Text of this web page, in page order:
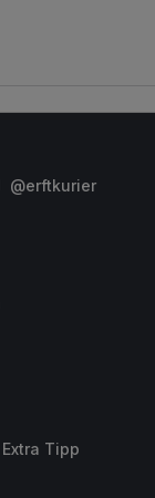
@erftkurier
Tipp